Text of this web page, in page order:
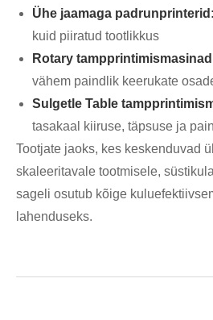
Ühe jaamaga padrunprinterid:
kuid piiratud tootlikkus
Rotary
vähem paindlik keerukate
Sulgetle Table
tasakaal kiiruse, täpsuse ja
Tootjate jaoks, kes keskenduvad
skaleeritavale tootmisele,
sageli osutub kõige
lahenduseks.